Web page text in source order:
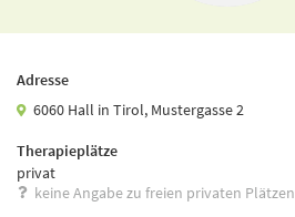
Adresse
6060 Hall in Tirol, Mustergasse 2
Therapieplätze
privat
keine Angabe zu freien privaten Plätzen